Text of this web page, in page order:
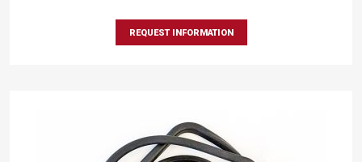
REQUEST INFORMATION